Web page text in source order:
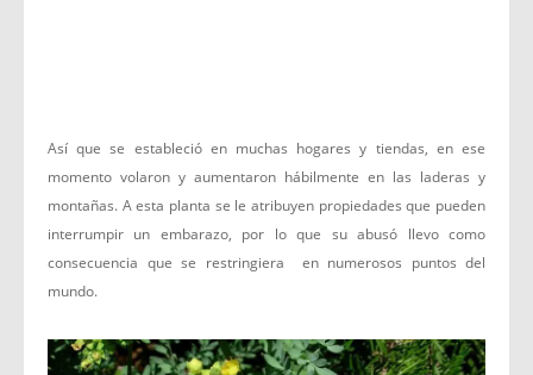
Así que se estableció en muchas hogares y tiendas, en ese
momento volaron y aumentaron hábilmente en las laderas y
montañas. A esta planta se le atribuyen propiedades que pueden
interrumpir un embarazo, por lo que su abusó llevo como
consecuencia que se restringiera en numerosos puntos del
mundo.